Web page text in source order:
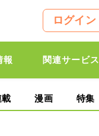
ログイン
報 関連サービス
載 漫画 特集